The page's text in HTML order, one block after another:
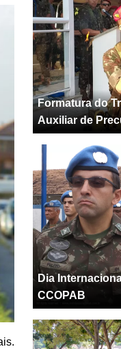
Formatura do
Auxiliar de
Dia
CCOPAB